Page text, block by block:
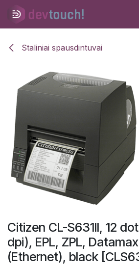
Skip to Content
Staliniai spausdintuvai
Citizen CL-S631II, 12
dpi), EPL, ZPL,
(Ethernet), black